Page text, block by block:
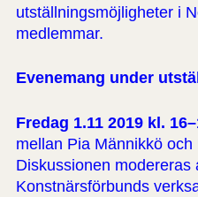
utställningsmöjligheter i
medlemmar.
Evenemang under
Fredag 1.11 2019 kl.
mellan Pia Männikkö och
Diskussionen modereras
Konstnärsförbunds